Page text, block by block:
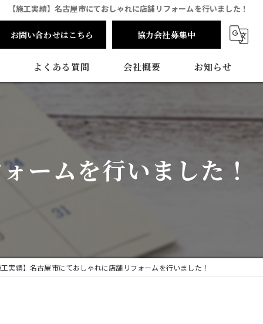
【施工実績】名古屋市にておしゃれに店舗リフォームを行いました！
お問い合わせはこちら 協力会社募集中
よくある質問 会社概要 お知らせ
ームを行いました！
工実績】名古屋市にておしゃれに店舗リフォームを行いました！